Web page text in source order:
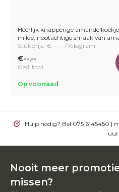
Heerlijk knapperige
milde, nootachtige smaak van
Stukprijs: €--,-- / Kilogram
€--,--
(Excl. btw)
Op voorraad
Hulp nodig? Bel 075 6145450 |
uur
Nooit meer
missen?